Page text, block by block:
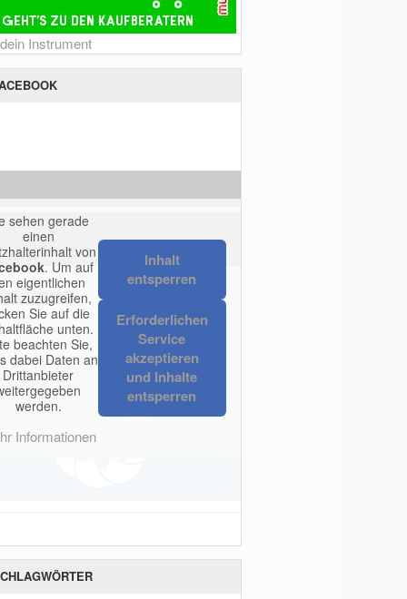
Instrument
sehen gerade
einen
von
. Um auf
eigentlichen
zuzugreifen,
Sie auf die
unten.
beachten Sie,
dabei Daten an
Drittanbieter
werden.
Informationen
Inhalt
entsperren
Erforderlichen
Service
akzeptieren
und Inhalte
entsperren